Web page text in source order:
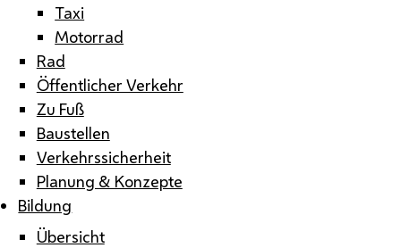
Taxi
Motorrad
Rad
Öffentlicher Verkehr
Zu Fuß
Baustellen
Verkehrssicherheit
Planung & Konzepte
Bildung
Übersicht